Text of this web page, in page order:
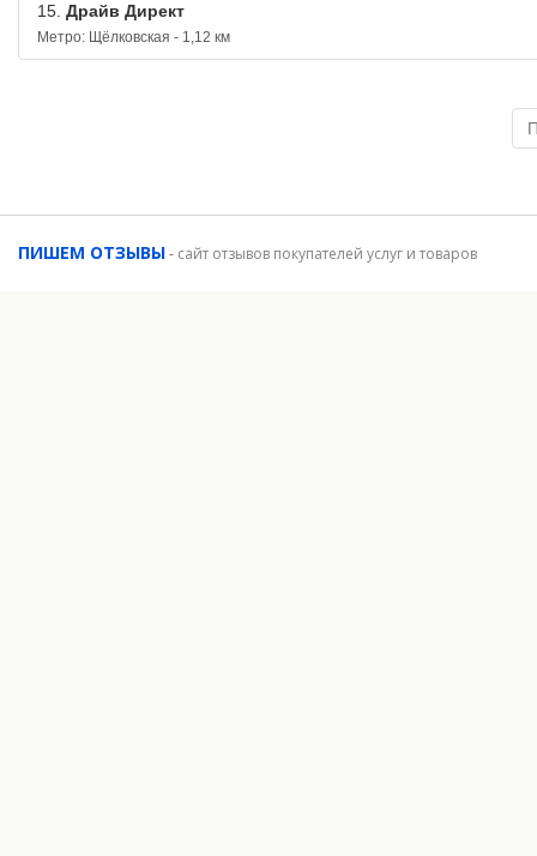
15. Драйв Директ
Метро: Щёлковская - 1,12 км
ПИШЕМ ОТЗЫВЫ- сайт отзывов покупателей услуг и товаров